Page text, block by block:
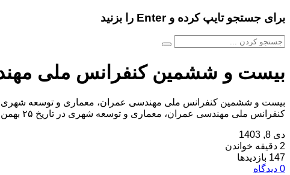
برای جستجو تایپ کرده و Enter را بزنید
بیست و ششمین کنفرانس ملی
کنفرانس ملی مهندسی عمران، معماری و توسعه شهری در تاریخ ۲۵ بهمن ۱۴۰۳ توسط ، در شهر بابل برگزار خواهد شد.با توجه به اینکه این همایش به صورت رسمی برگزار […]
دی 8, 1403
2 دقیقه خواندن
147 بازدیدها
0 دیدگاه